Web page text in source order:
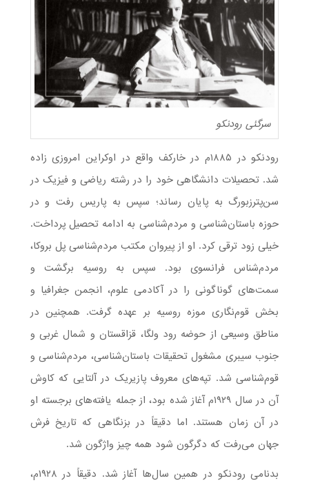
سرگئی رودنکو
رودنکو در ۱۸۸۵م در خارکف واقع در اوکراین امروزی زاده
شد. تحصیلات دانشگاهی خود را در رشته ریاضی و فیزیک در
سن‌پترزبورگ به پایان رساند؛ سپس به پاریس رفت و در
حوزه باستان‌شناسی و مردم‌شناسی به ادامه تحصیل پرداخت.
خیلی زود ترقی کرد. او از پیروان مکتب مردم‌شناسی پل بروکا،
مردم‌شناس فرانسوی بود. سپس به روسیه برگشت و
سمت‌های گوناگونی را در آکادمی علوم، انجمن جغرافیا و
بخش قوم‌نگاری موزه روسیه بر عهده گرفت. همچنین در
مناطق وسیعی از حوضه رود ولگا، قزاقستان و شمال غربی و
جنوب سیبری مشغول تحقیقات باستان‌شناسی، مردم‌شناسی و
قوم‌شناسی شد. تپه‌های معروف پازیریک در آلتایی که کاوش‌
آن در سال ۱۹۲۹م آغاز شده بود، از جمله یافته‌های برجسته او
در آن زمان هستند. اما دقیقاً در بزنگاهی که تاریخ فرش
جهان می‌رفت که دگرگون شود همه چیز واژگون شد.
بدنامی رودنکو در همین سال‌ها آغاز شد. دقیقاً در ۱۹۲۸م،